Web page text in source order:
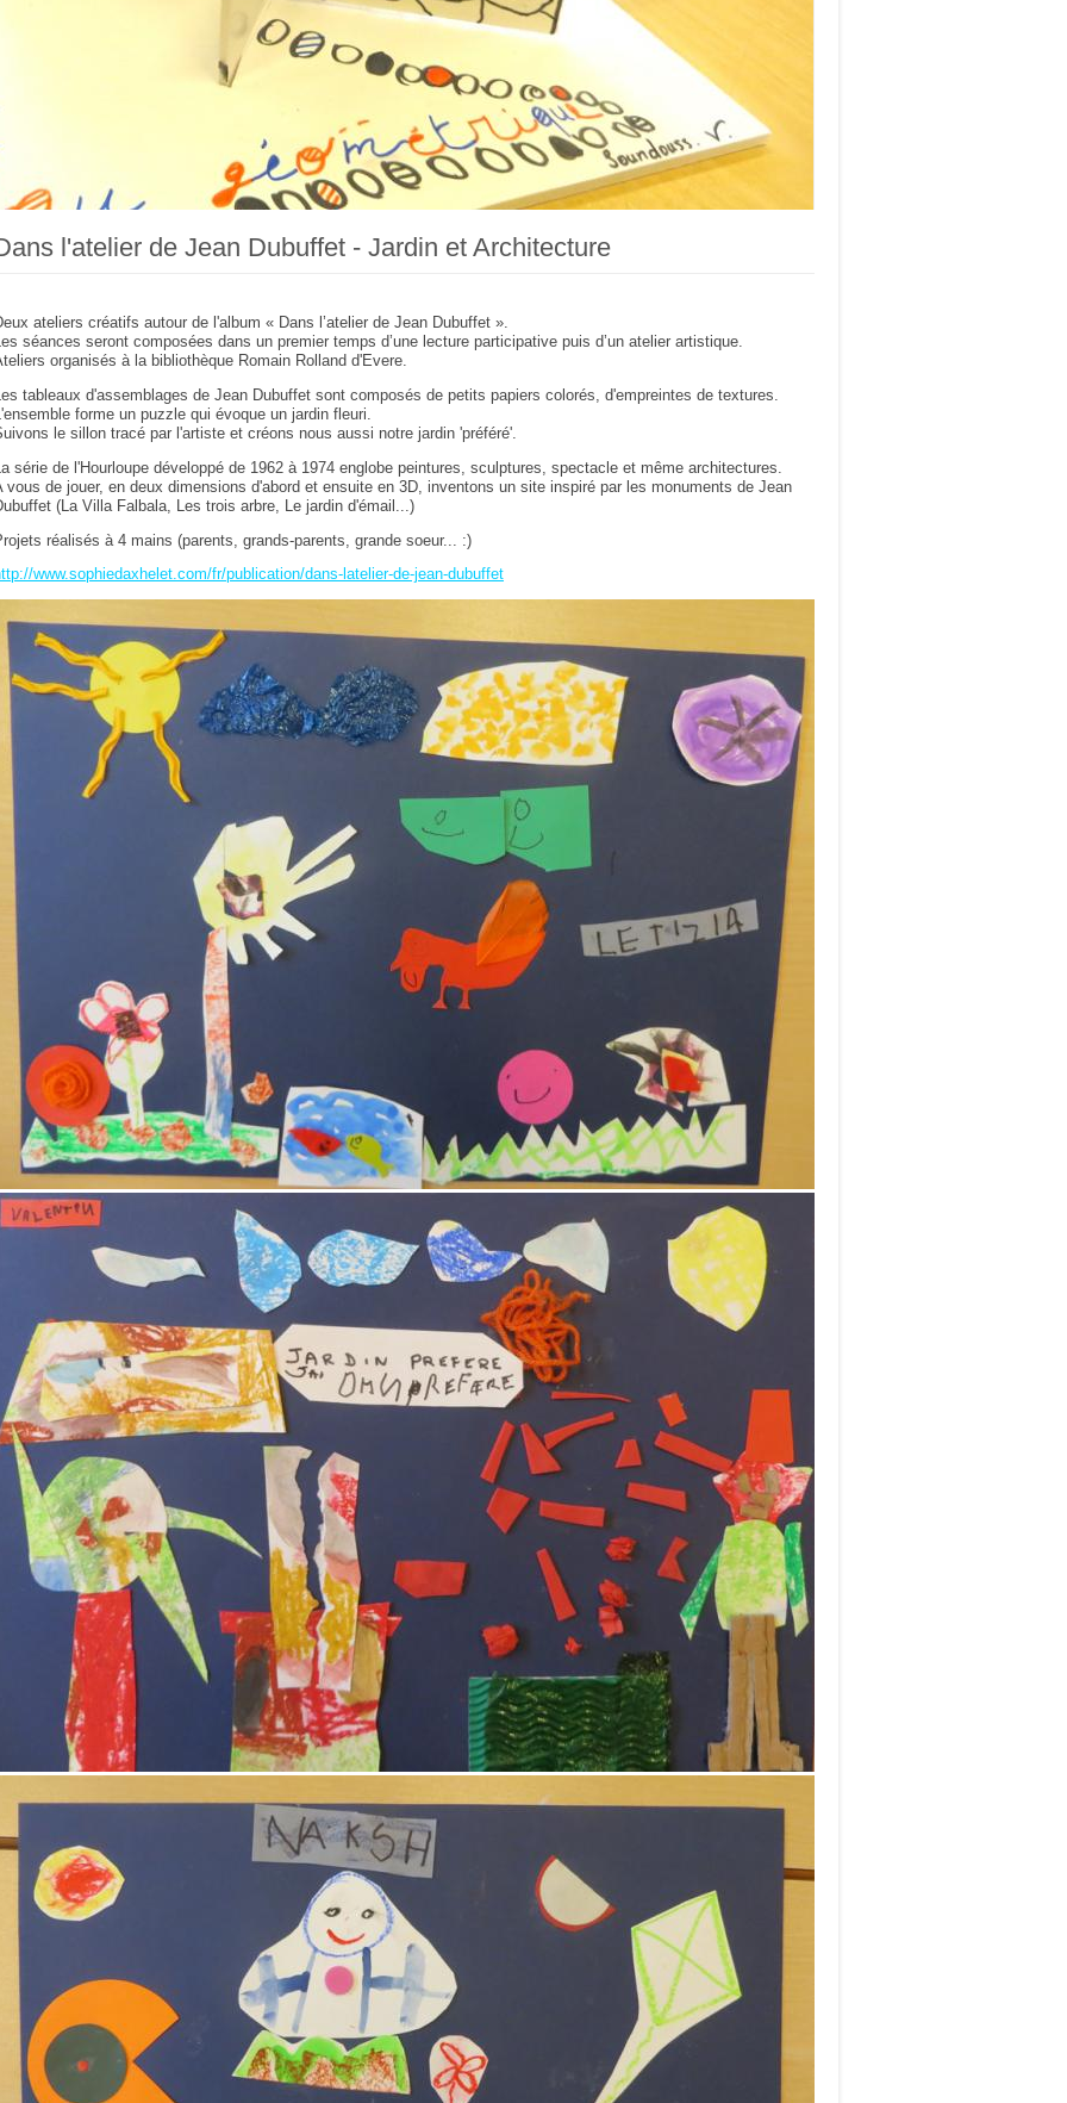
l'atelier de Jean Dubuffet - Jardin et Architecture
ateliers créatifs autour de l'album « Dans l’atelier de Jean Dubuffet ».
séances seront composées dans un premier temps d’une lecture participative puis d’un atelier artistique.
organisés à la bibliothèque Romain Rolland d'Evere.
tableaux d'assemblages de Jean Dubuffet sont composés de petits papiers colorés, d'empreintes de textures.
forme un puzzle qui évoque un jardin fleuri.
le sillon tracé par l'artiste et créons nous aussi notre jardin 'préféré'.
série de l'Hourloupe développé de 1962 à 1974 englobe peintures, sculptures, spectacle et même architectures.
vous de jouer, en deux dimensions d'abord et ensuite en 3D, inventons un site inspiré par les monuments de Jean
(La Villa Falbala, Les trois arbre, Le jardin d'émail...)
réalisés à 4 mains (parents, grands-parents, grande soeur... :)
www.sophiedaxhelet.com/fr/publication/dans-latelier-de-jean-dubuffet